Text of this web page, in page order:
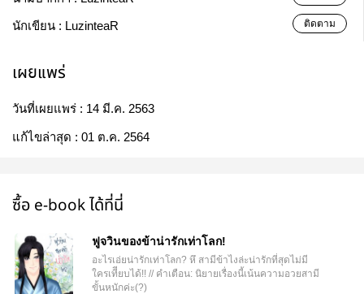
นักเขียน : LuzinteaR ติดตาม
เผยแพร่
วันที่เผยแพร่ : 14 มี.ค. 2563
แก้ไขล่าสุด : 01 ต.ค. 2564
ซื้อ e-book ได้ที่นี่
ฟูจวินของข้าน่ารักเท่าโลก!
อะไรเอ่ยน่ารักเท่าโลก? หึ สามีข้าไงล่ะน่ารักที่สุดไม่มี
ใครเทีียบได้!! // คำเตือน: นิยายเรื่องนี้เน้นความอวยสามี
ขั้นหนักค่ะ(?)